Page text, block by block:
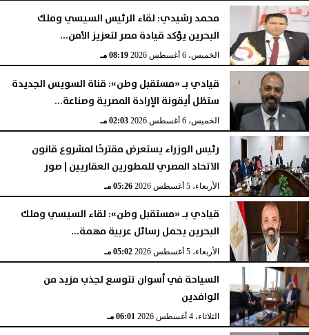
الخميس، 6 أغسطس 2026 08:28 مـ
محمد رشيدي: لقاء الرئيس السيسي وملك
البحرين يؤكد قيادة مصر لتعزيز الأمن...
الخميس، 6 أغسطس 2026 08:19 مـ
قيادي بـ «مستقبل وطن»: قناة السويس الجديدة
ستظل أيقونة الإرادة المصرية وصناعة...
الخميس، 6 أغسطس 2026 02:03 مـ
رئيس الوزراء يستعرض مقترحًا لمشروع قانون
الاتحاد المصري للمطورين العقاريين | صور
الأربعاء، 5 أغسطس 2026 05:26 مـ
قيادي بـ «مستقبل وطن»: لقاء السيسي وملك
البحرين يحمل رسائل عربية مهمة...
الأربعاء، 5 أغسطس 2026 05:02 مـ
السياحة في أسوان تتوسع لجذب مزيد من
الوافدين
الثلاثاء، 4 أغسطس 2026 06:01 مـ